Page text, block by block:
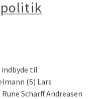
til
(S) Lars
Scharff Andreasen